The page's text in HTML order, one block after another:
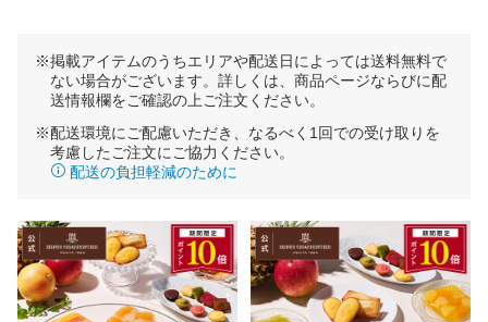
※掲載アイテムのうちエリアや配送日によっては送料無料で
ない場合がございます。詳しくは、商品ページならびに配
送情報欄をご確認の上ご注文ください。
※配送環境にご配慮いただき、なるべく1回での受け取りを
考慮したご注文にご協力ください。
配送の負担軽減のために